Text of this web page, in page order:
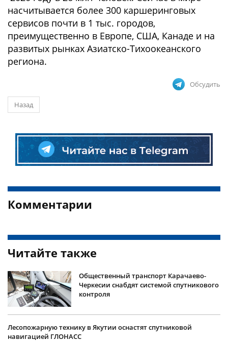
насчитывается более 300 каршеринговых
сервисов почти в 1 тыс. городов,
преимущественно в Европе, США, Канаде и на
развитых рынках Азиатско-Тихоокеанского
региона.
Обсудить
Назад
Комментарии
Читайте также
Общественный транспорт Карачаево-
Черкесии снабдят системой спутникового
контроля
Лесопожарную технику в Якутии оснастят спутниковой
навигацией ГЛОНАСС